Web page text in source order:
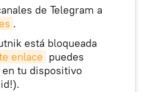
de Telegram a
.
está bloqueada
enlace puedes
tu dispositivo